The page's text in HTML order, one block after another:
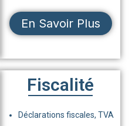
En Savoir Plus
Fiscalité
Déclarations fiscales, TVA